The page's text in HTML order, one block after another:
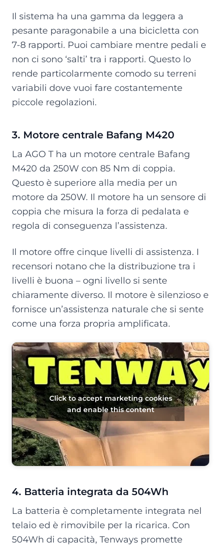
Il sistema ha una gamma da leggera a
pesante paragonabile a una bicicletta con
7-8 rapporti. Puoi cambiare mentre pedali e
non ci sono ‘salti’ tra i rapporti. Questo lo
rende particolarmente comodo su terreni
variabili dove vuoi fare costantemente
piccole regolazioni.
3. Motore centrale Bafang M420
La AGO T ha un motore centrale Bafang
M420 da 250W con 85 Nm di coppia.
Questo è superiore alla media per un
motore da 250W. Il motore ha un sensore di
coppia che misura la forza di pedalata e
regola di conseguenza l’assistenza.
Il motore offre cinque livelli di assistenza. I
recensori notano che la distribuzione tra i
livelli è buona – ogni livello si sente
chiaramente diverso. Il motore è silenzioso e
fornisce un’assistenza naturale che si sente
come una forza propria amplificata.
Click to accept marketing cookies
and enable this content
4. Batteria integrata da 504Wh
La batteria è completamente integrata nel
telaio ed è rimovibile per la ricarica. Con
504Wh di capacità, Tenways promette